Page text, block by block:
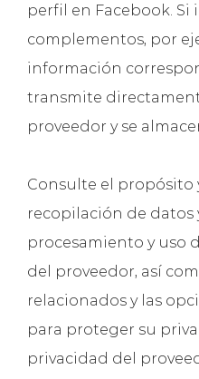
perfil en Facebook.
complementos, por
información
transmite
proveedor y se
Consulte el propósito
recopilación de datos
procesamiento y uso
del proveedor, así
relacionados y las
para proteger su
privacidad del